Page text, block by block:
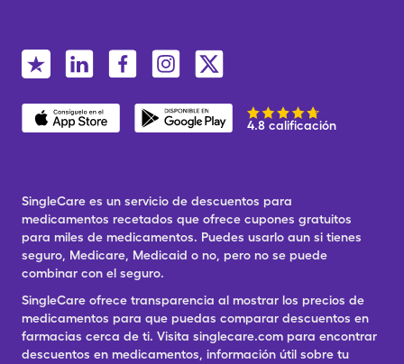
4.8 calificación
SingleCare es un servicio de descuentos para
medicamentos recetados que ofrece cupones gratuitos
para miles de medicamentos. Puedes usarlo aun si tienes
seguro, Medicare, Medicaid o no, pero no se puede
combinar con el seguro.
SingleCare ofrece transparencia al mostrar los precios de
medicamentos para que puedas comparar descuentos en
farmacias cerca de ti. Visita singlecare.com para encontrar
descuentos en medicamentos, información útil sobre tu